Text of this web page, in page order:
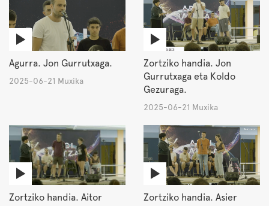
Agurra. Jon Gurrutxaga.
2025-06-21 Muxika
Zortziko handia. Jon
Gurrutxaga eta Koldo
Gezuraga.
2025-06-21 Muxika
Zortziko handia. Aitor
Zortziko handia. Asier